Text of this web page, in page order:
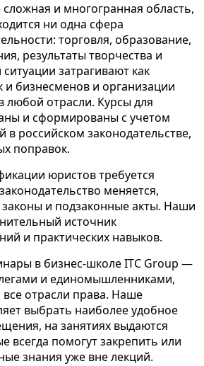
и многогранная область,
ни одна сфера
торговля, образование,
результаты творчества и
затрагивают как
и бизнесменов и организации
любой отрасли. Курсы для
и сформированы с учетом
в российском законодательстве,
поправок.
юристов требуется
меняется,
и подзаконные акты. Наши
источник
и практических навыков.
в бизнес-школе ITC Group —
и единомышленниками,
отрасли права. Наше
выбрать наиболее удобное
на занятиях выдаются
всегда помогут закрепить или
знания уже вне лекций.